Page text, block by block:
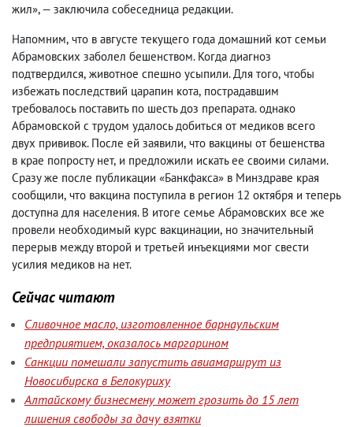
жил», — заключила собеседница редакции.
Напомним, что в августе текущего года домашний кот семьи
Абрамовских заболел бешенством. Когда диагноз
подтвердился, животное спешно усыпили. Для того, чтобы
избежать последствий царапин кота, пострадавшим
требовалось поставить по шесть доз препарата. однако
Абрамовской с трудом удалось добиться от медиков всего
двух прививок. После ей заявили, что вакцины от бешенства
в крае попросту нет, и предложили искать ее своими силами.
Сразу же после публикации «Банкфакса» в Минздраве края
сообщили, что вакцина поступила в регион 12 октября и теперь
доступна для населения. В итоге семье Абрамовских все же
провели необходимый курс вакцинации, но значительный
перерыв между второй и третьей инъекциями мог свести
усилия медиков на нет.
Сейчас читают
Сливочное масло, изготовленное барнаульским
предприятием, оказалось маргарином
Санкции помешали запустить авиамаршрут из
Новосибирска в Белокуриху
Алтайскому бизнесмену может грозить до 15 лет
лишения свободы за дачу взятки